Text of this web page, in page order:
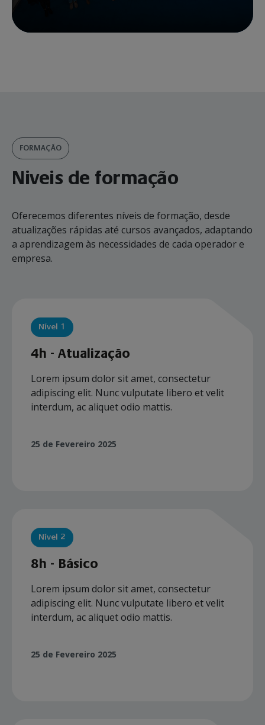
FORMAÇÃO
Niveis de formação
Oferecemos diferentes níveis de formação, desde
atualizações rápidas até cursos avançados, adaptando
a aprendizagem às necessidades de cada operador e
empresa.
Nível 1
4h - Atualização
Lorem ipsum dolor sit amet, consectetur
adipiscing elit. Nunc vulputate libero et velit
interdum, ac aliquet odio mattis.
25 de Fevereiro 2025
Nível 2
8h - Básico
Lorem ipsum dolor sit amet, consectetur
adipiscing elit. Nunc vulputate libero et velit
interdum, ac aliquet odio mattis.
25 de Fevereiro 2025